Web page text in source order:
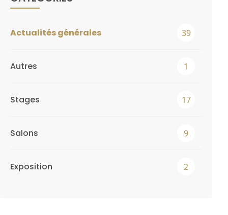
Actualités générales 39
Autres 1
Stages 17
Salons 9
Exposition 2